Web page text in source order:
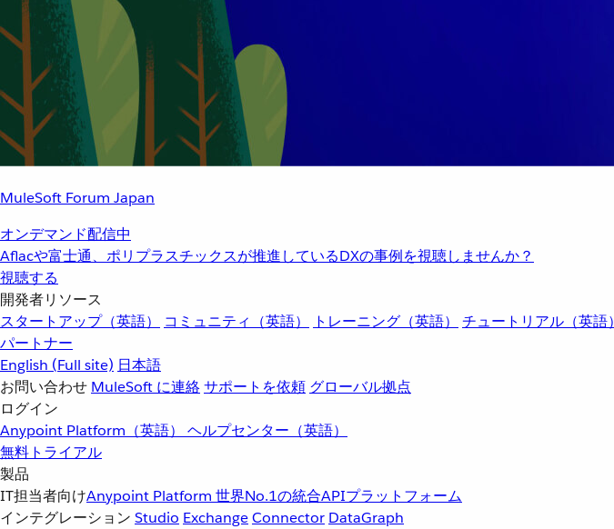
MuleSoft Forum Japan
オンデマンド配信中
Aflacや富士通、ポリプラスチックスが推進しているDXの事例を視聴しませんか？
視聴する
開発者リソース
スタートアップ（英語）
コミュニティ（英語） トレーニング（英語） チュートリアル（英語）
パートナー
English (Full site) 日本語
お問い合わせ MuleSoft に連絡サポートを依頼 グローバル拠点
ログイン
Anypoint Platform（英語） ヘルプセンター（英語）
無料トライアル
製品
IT担当者向けAnypoint Platform 世界No.1の統合APIプラットフォーム
インテグレーション Studio ExchangeConnector DataGraph